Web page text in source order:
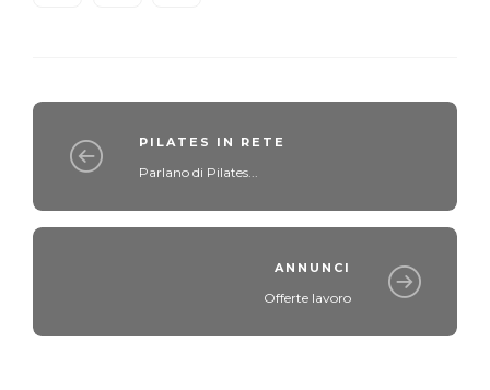
PILATES IN RETE
Parlano di Pilates...
ANNUNCI
Offerte lavoro